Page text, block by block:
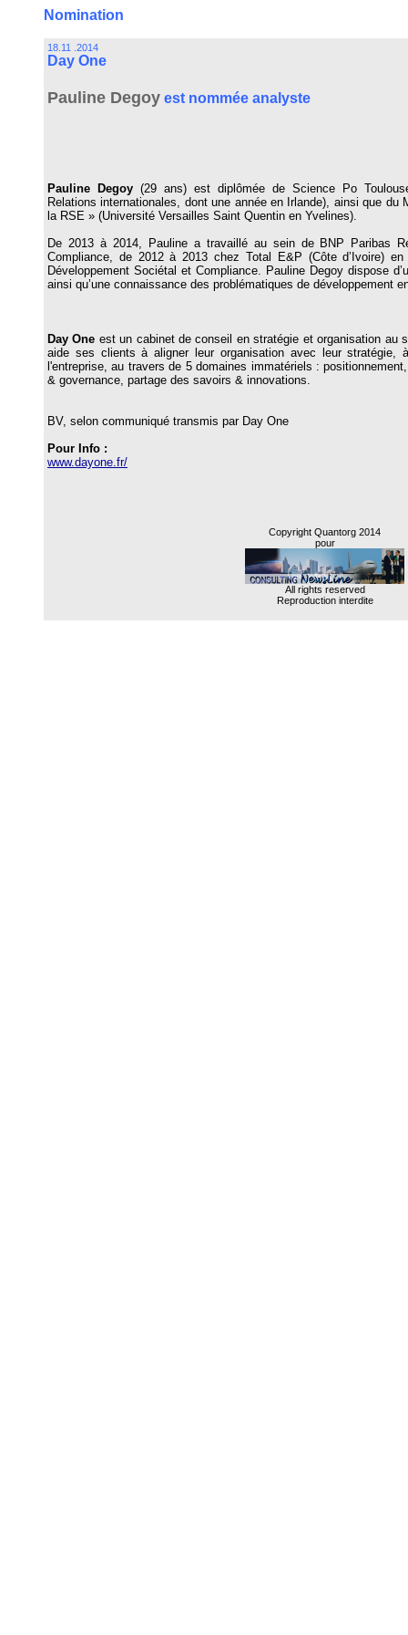
Nomination
18.11 .2014
Day One
Pauline Degoy est nommée analyste
Pauline Degoy (29 ans) est diplômée de Science Po
Relations internationales, dont une année en Irlande), ainsi que du
la RSE » (Université Versailles Saint Quentin en Yvelines).
De 2013 à 2014, Pauline a travaillé au sein de BNP Paribas
Compliance, de 2012 à 2013 chez Total E&P (Côte d’Ivoire)
Développement Sociétal et Compliance. Pauline Degoy dispose
ainsi qu’une connaissance des problématiques de développement
Day One est un cabinet de conseil en stratégie et organisation au
aide ses clients à aligner leur organisation avec leur
l'entreprise, au travers de 5 domaines immatériels :
& governance, partage des savoirs & innovations.
BV, selon communiqué transmis par Day One
Pour Info :
www.dayone.fr/
Copyright Quantorg 2014
pour
All rights reserved
Reproduction interdite